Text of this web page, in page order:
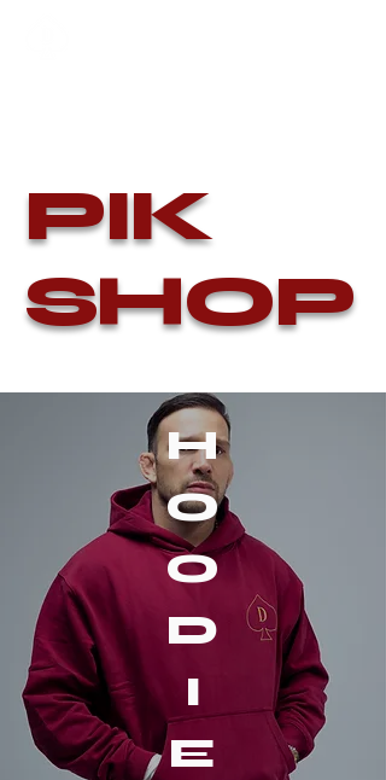
PIK
SHOP
H
O
O
D
I
E